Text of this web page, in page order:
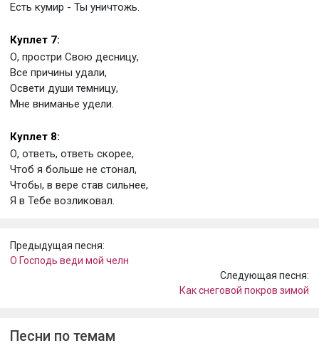
Есть кумир - Ты уничтожь.
Куплет 7:
О, простри Свою десницу,
Все причины удали,
Освети души темницу,
Мне вниманье удели.
Куплет 8:
О, ответь, ответь скорее,
Чтоб я больше не стонал,
Чтобы, в вере став сильнее,
Я в Тебе возликовал.
Предыдущая песня:
О Господь веди мой челн
Следующая песня:
Как снеговой покров зимой
Песни по темам